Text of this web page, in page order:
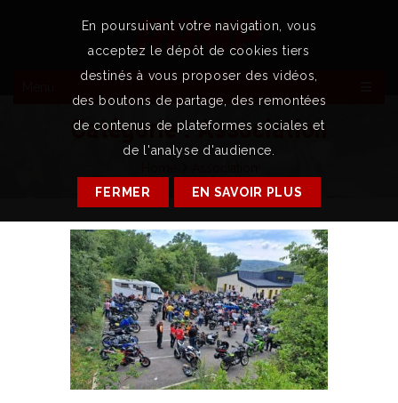
Catégorie :Association
En poursuivant votre navigation, vous
acceptez le dépôt de cookies tiers
destinés à vous proposer des vidéos,
des boutons de partage, des remontées
de contenus de plateformes sociales et
de l'analyse d'audience.
FERMER EN SAVOIR PLUS